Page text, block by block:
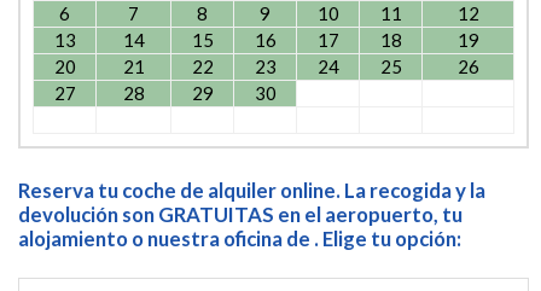
6
7 8 9 10 11
12
13
14 15 16 17 18
19
20
21 22 23 24 25
26
27
28 29 30
Reserva tu coche de alquiler online. La recogida y la
devolución son GRATUITAS en el aeropuerto, tu
alojamiento o nuestra oficina de . Elige tu opción: